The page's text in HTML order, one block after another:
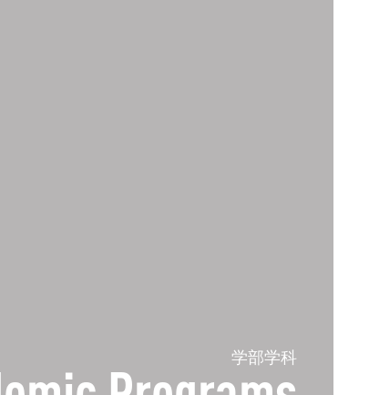
学部学科